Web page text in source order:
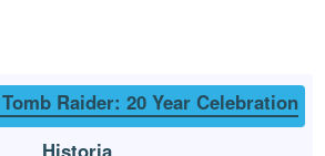
Raider: 20 Year Celebration
Historia